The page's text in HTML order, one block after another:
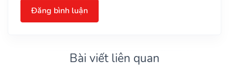
Đăng bình luận
Bài viết liên quan